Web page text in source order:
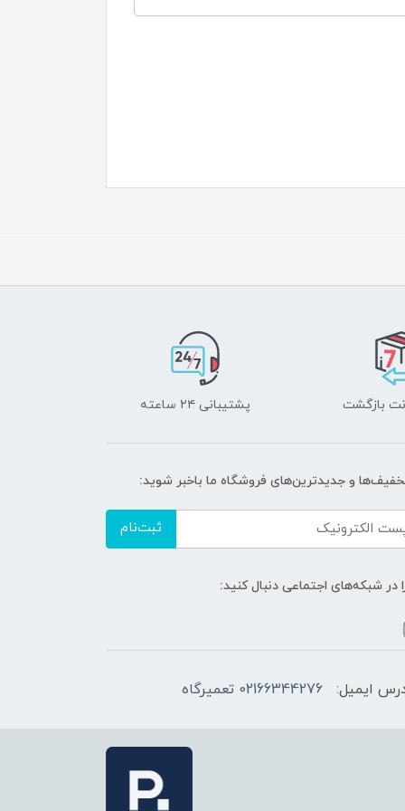
پشتیبانی ۲۴ ساعته
و جدیدترین‌های فروشگاه ما باخبر شوید:
ثبت‌نام
در شبکه‌های اجتماعی دنبال کنید:
ایمیل: 02166344276 تعمیرگاه